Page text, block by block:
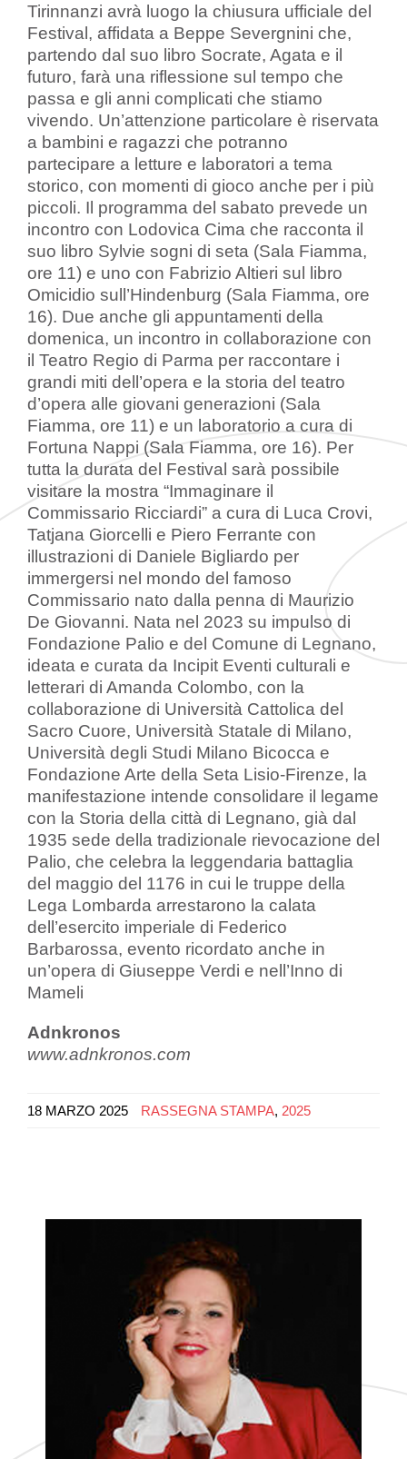
Tirinnanzi avrà luogo la chiusura ufficiale del
Festival, affidata a Beppe Severgnini che,
partendo dal suo libro Socrate, Agata e il
futuro, farà una riflessione sul tempo che
passa e gli anni complicati che stiamo
vivendo. Un’attenzione particolare è riservata
a bambini e ragazzi che potranno
partecipare a letture e laboratori a tema
storico, con momenti di gioco anche per i più
piccoli. Il programma del sabato prevede un
incontro con Lodovica Cima che racconta il
suo libro Sylvie sogni di seta (Sala Fiamma,
ore 11) e uno con Fabrizio Altieri sul libro
Omicidio sull’Hindenburg (Sala Fiamma, ore
16). Due anche gli appuntamenti della
domenica, un incontro in collaborazione con
il Teatro Regio di Parma per raccontare i
grandi miti dell’opera e la storia del teatro
d’opera alle giovani generazioni (Sala
Fiamma, ore 11) e un laboratorio a cura di
Fortuna Nappi (Sala Fiamma, ore 16). Per
tutta la durata del Festival sarà possibile
visitare la mostra “Immaginare il
Commissario Ricciardi” a cura di Luca Crovi,
Tatjana Giorcelli e Piero Ferrante con
illustrazioni di Daniele Bigliardo per
immergersi nel mondo del famoso
Commissario nato dalla penna di Maurizio
De Giovanni. Nata nel 2023 su impulso di
Fondazione Palio e del Comune di Legnano,
ideata e curata da Incipit Eventi culturali e
letterari di Amanda Colombo, con la
collaborazione di Università Cattolica del
Sacro Cuore, Università Statale di Milano,
Università degli Studi Milano Bicocca e
Fondazione Arte della Seta Lisio-Firenze, la
manifestazione intende consolidare il legame
con la Storia della città di Legnano, già dal
1935 sede della tradizionale rievocazione del
Palio, che celebra la leggendaria battaglia
del maggio del 1176 in cui le truppe della
Lega Lombarda arrestarono la calata
dell’esercito imperiale di Federico
Barbarossa, evento ricordato anche in
un’opera di Giuseppe Verdi e nell’Inno di
Mameli
Adnkronos
www.adnkronos.com
18 MARZO 2025 RASSEGNA STAMPA, 2025